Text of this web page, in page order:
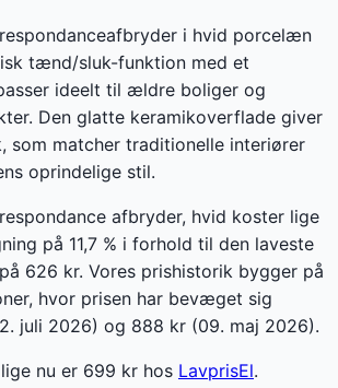
i hvid porcelæn
tænd/sluk-funktion med et
ideelt til ældre boliger og
Den glatte keramikoverflade giver
som matcher traditionelle interiører
oprindelige stil.
afbryder, hvid koster lige
på 11,7 % i forhold til den laveste
626 kr. Vores prishistorik bygger på
hvor prisen har bevæget sig
juli 2026) og 888 kr (09. maj 2026).
nu er 699 kr hos LavprisEl.